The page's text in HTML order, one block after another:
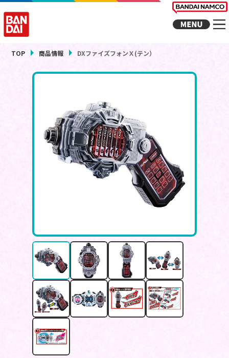
TOP 商品情報 DXファイズフォンＸ(テン）